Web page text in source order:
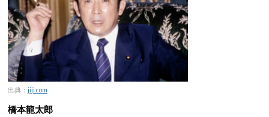
出典： jiji.com
橋本龍太郎